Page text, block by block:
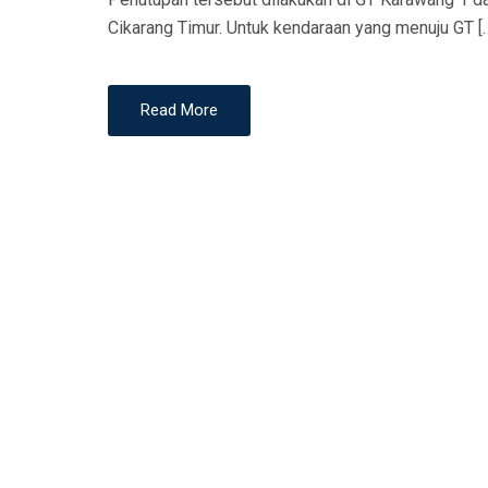
Cikarang Timur. Untuk kendaraan yang menuju GT
Read More